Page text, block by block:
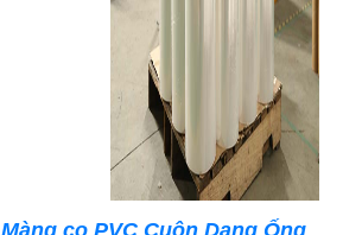
Màng co PVC Cuộn Dạng Ống